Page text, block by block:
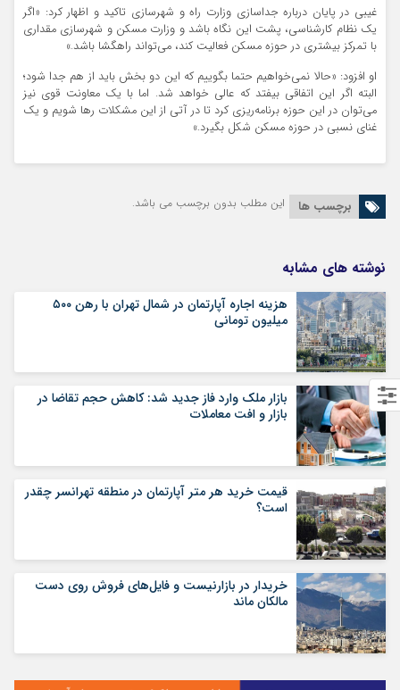
غیبی در پایان درباره جداسازی وزارت راه و شهرسازی تاکید و اظهار کرد:‌‌ «اگر
یک نظام کارشناسی، پشت این نگاه باشد و وزارت مسکن و شهرسازی مقداری
با تمرکز بیشتری در حوزه مسکن فعالیت کند، می‌تواند راهگشا باشد.»
او افزود: «حالا نمی‌خواهیم حتما بگوییم که این دو بخش باید از هم جدا شود؛
البته اگر این اتفاقی بیفتد که عالی خواهد شد. اما با یک معاونت قوی نیز
می‌توان در این حوزه برنامه‌ریزی کرد تا در آتی از این مشکلات رها شویم و یک
غنای نسبی در حوزه مسکن شکل بگیرد.»
برچسب ها این مطلب بدون برچسب می باشد.
نوشته های مشابه
هزینه اجاره آپارتمان در شمال تهران با رهن ۵۰۰
میلیون تومانی
بازار ملک وارد فاز جدید شد: کاهش حجم تقاضا در
بازار و افت معاملات
قیمت خرید هر متر آپارتمان در منطقه تهرانسر چقدر
است؟
خریدار در بازارنیست و فایل‌های فروش روی دست
مالکان ماند